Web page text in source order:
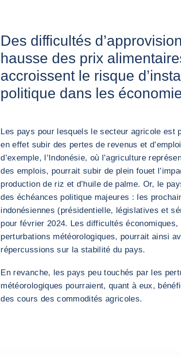
Des difficultés
hausse des prix
accroissent le risque
politique dans les
Les pays pour lesquels le secteur agricole est
en effet subir des pertes de revenus et
d’exemple, l’Indonésie, où l’agriculture
des emplois, pourrait subir de plein fouet
production de riz et d’huile de palme. Or, le
des échéances politique majeures : les
indonésiennes (présidentielle, législatives et
pour février 2024. Les difficultés
perturbations météorologiques, pourrait ainsi
répercussions sur la stabilité du pays.
En revanche, les pays peu touchés par les
météorologiques pourraient, quant à eux,
des cours des commodités agricoles.